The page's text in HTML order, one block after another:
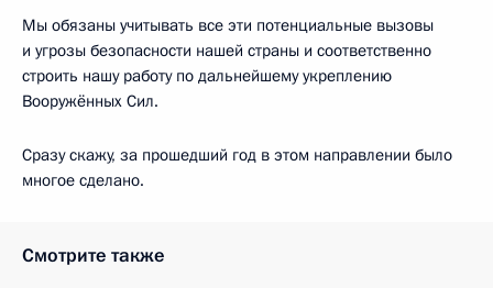
Мы обязаны учитывать все эти потенциальные вызовы
и угрозы безопасности нашей страны и соответственно
строить нашу работу по дальнейшему укреплению
Вооружённых Сил.
Сразу скажу, за прошедший год в этом направлении было
многое сделано.
Смотрите также